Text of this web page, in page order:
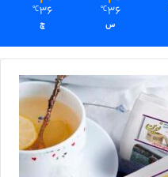
36
℃
س
36
℃
چ